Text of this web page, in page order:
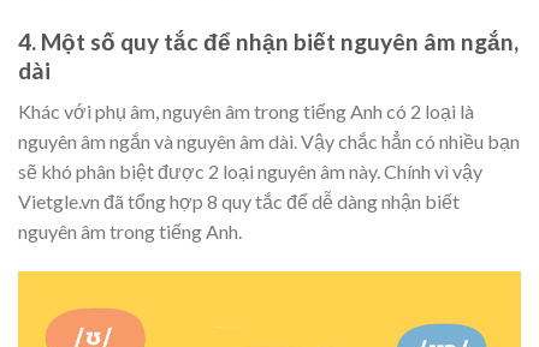
4. Một số quy tắc để nhận biết nguyên âm ngắn,
dài
Khác với phụ âm, nguyên âm trong tiếng Anh có 2 loại là
nguyên âm ngắn và nguyên âm dài. Vậy chắc hẳn có nhiều bạn
sẽ khó phân biệt được 2 loại nguyên âm này. Chính vì vậy
Vietgle.vn đã tổng hợp 8 quy tắc để dễ dàng nhận biết
nguyên âm trong tiếng Anh.